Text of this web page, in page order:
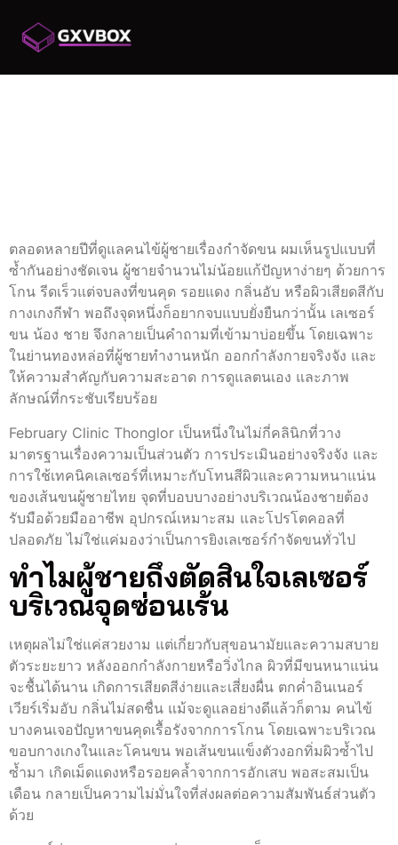
ตลอดหลายปีที่ดูแลคนไข้ผู้ชายเรื่องกำจัดขน ผมเห็นรูปแบบที่
ซ้ำกันอย่างชัดเจน ผู้ชายจำนวนไม่น้อยแก้ปัญหาง่ายๆ ด้วยการ
โกน รีดเร็วแต่จบลงที่ขนคุด รอยแดง กลิ่นอับ หรือผิวเสียดสีกับ
กางเกงกีฬา พอถึงจุดหนึ่งก็อยากจบแบบยั่งยืนกว่านั้น เลเซอร์
ขน น้อง ชาย จึงกลายเป็นคำถามที่เข้ามาบ่อยขึ้น โดยเฉพาะ
ในย่านทองหล่อที่ผู้ชายทำงานหนัก ออกกำลังกายจริงจัง และ
ให้ความสำคัญกับความสะอาด การดูแลตนเอง และภาพ
ลักษณ์ที่กระชับเรียบร้อย
February Clinic Thonglor เป็นหนึ่งในไม่กี่คลินิกที่วาง
มาตรฐานเรื่องความเป็นส่วนตัว การประเมินอย่างจริงจัง และ
การใช้เทคนิคเลเซอร์ที่เหมาะกับโทนสีผิวและความหนาแน่น
ของเส้นขนผู้ชายไทย จุดที่บอบบางอย่างบริเวณน้องชายต้อง
รับมือด้วยมืออาชีพ อุปกรณ์เหมาะสม และโปรโตคอลที่
ปลอดภัย ไม่ใช่แค่มองว่าเป็นการยิงเลเซอร์กำจัดขนทั่วไป
ทำไมผู้ชายถึงตัดสินใจเลเซอร์
บริเวณจุดซ่อนเร้น
เหตุผลไม่ใช่แค่สวยงาม แต่เกี่ยวกับสุขอนามัยและความสบาย
ตัวระยะยาว หลังออกกำลังกายหรือวิ่งไกล ผิวที่มีขนหนาแน่น
จะชื้นได้นาน เกิดการเสียดสีง่ายและเสี่ยงผื่น ตกค่ำอินเนอร์
เวียร์เริ่มอับ กลิ่นไม่สดชื่น แม้จะดูแลอย่างดีแล้วก็ตาม คนไข้
บางคนเจอปัญหาขนคุดเรื้อรังจากการโกน โดยเฉพาะบริเวณ
ขอบกางเกงในและโคนขน พอเส้นขนแข็งตัวงอกทิ่มผิวซ้ำไป
ซ้ำมา เกิดเม็ดแดงหรือรอยคล้ำจากการอักเสบ พอสะสมเป็น
เดือน กลายเป็นความไม่มั่นใจที่ส่งผลต่อความสัมพันธ์ส่วนตัว
ด้วย